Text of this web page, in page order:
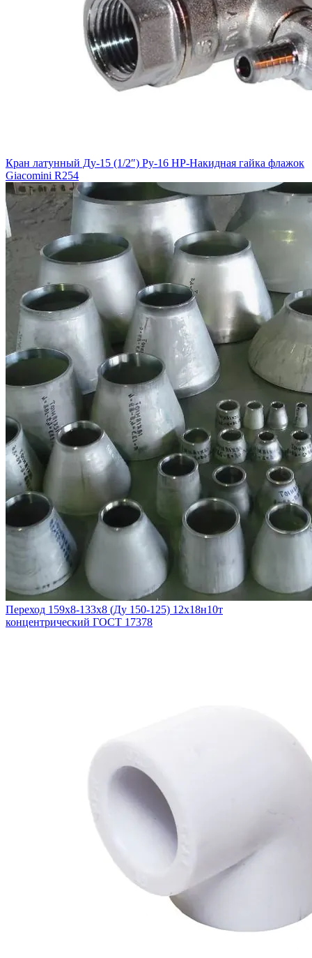
Кран латунный Ду-15 (1/2″) Ру-16 НР-Накидная гайка флажок
Giacomini R254
Переход 159х8-133х8 (Ду 150-125) 12х18н10т
концентрический ГОСТ 17378